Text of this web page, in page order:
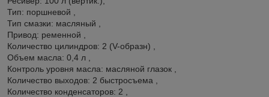
Тип: поршневой ,
Тип смазки: масляный ,
Привод: ременной ,
Количество цилиндров: 2 (V-образн) ,
Объем масла: 0,4 л ,
Контроль уровня масла: масляной глазок ,
Количество выxодов: 2 быстросъема ,
Количество конденсаторов: 2 ,